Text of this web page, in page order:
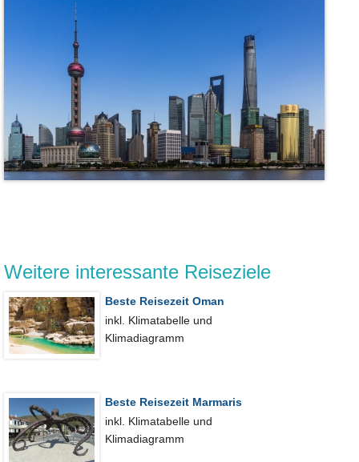
Weitere interessante Reiseziele
Beste Reisezeit Oman
inkl. Klimatabelle und
Klimadiagramm
Beste Reisezeit Marmaris
inkl. Klimatabelle und
Klimadiagramm